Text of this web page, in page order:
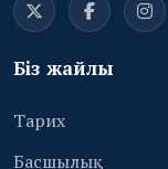
Біз жайлы
Тарих
Басшылық